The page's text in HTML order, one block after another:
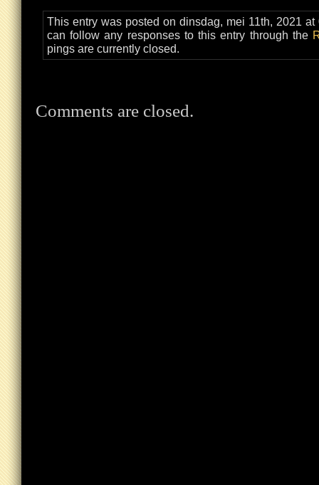
This entry was posted on dinsdag, mei 11th, 2021
can follow any responses to this entry through the
pings are currently closed.
Comments are closed.